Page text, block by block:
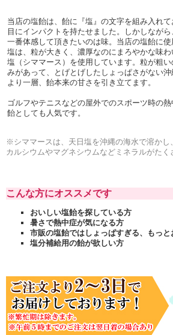
当店の塩飴は、飴に『塩』の文字を組み入れて
目にインパクトを持たせました。しかしながら
一番体感して頂きたいのは味。当店の塩飴に使
塩は、粒が大きく、濃厚なのにまろやかな味
塩（シママース）を使用しています。粒が粗
みがあって、とげとげしたしょっぱさがない沖
より一層、飴本来の甘さを引き立てます。
ゴルフやテニスなどの屋外でのスポーツ時の
飴としても人気です。
※シママースは、天日塩を沖縄の海水で溶かし
カルシウムやマグネシウムなどミネラルがたく
こんな方にオススメです
おいしい塩飴を探している方
暑さで熱中症が気になる方
市販の塩飴ではしょっぱすぎる、もっ
塩分補給用の飴が欲しい方